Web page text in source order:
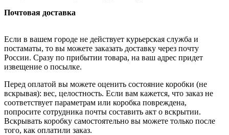
Почтовая доставка
Если в вашем городе не действует курьерская служба и
постаматы, то вы можете заказать доставку через почту
России. Сразу по прибытии товара, на ваш адрес придет
извещение о посылке.
Перед оплатой вы можете оценить состояние коробки (не
вскрывая): вес, целостность. Если вам кажется, что заказ не
соответствует параметрам или коробка повреждена,
попросите сотрудника почты составить акт о вскрытии.
Вскрывать коробку самостоятельно вы можете только после
того, как оплатили заказ.